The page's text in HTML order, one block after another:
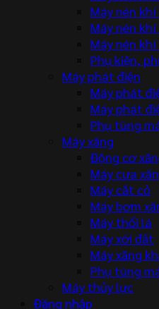
Máy nén
Máy nén
Máy nén
Phụ kiện,
Máy phát điện
Máy phát
Máy phát
Phụ tùng
Máy xăng
Động cơ
Máy cưa
Máy cắt cỏ
Máy bơm
Máy thổi lá
Máy xới đất
Máy xăng
Phụ tùng
Máy thủy lực
Đăng nhập